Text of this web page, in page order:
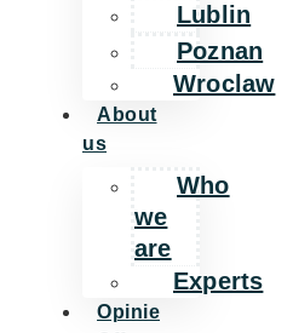
Lublin
Poznan
Wroclaw
About
us
Who
we
are
Experts
Opinie